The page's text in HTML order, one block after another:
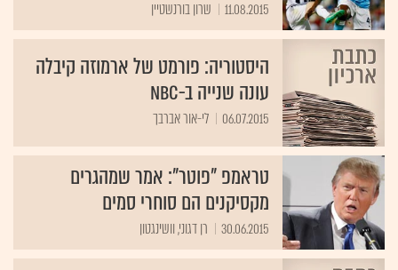
11.08.2015 שרון בורנשטיין
היסטוריה: פורמט של ארמוזה קיבלה
עונה שנייה ב-NBC
06.07.2015 לי-אור אברבך
טראמפ "פוטר": אמר שמהגרים
מקסיקנים הם סוחרי סמים
30.06.2015 רן דגוני, וושינגטון